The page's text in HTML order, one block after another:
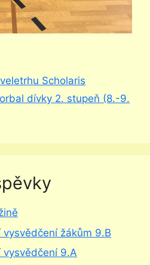
Scholaris
dívky 2. stupeň (8.-9.
žákům 9.B
vysvědčení 9.A